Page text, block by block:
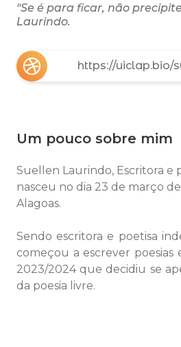
"Se é para ficar, não
Laurindo.
https://uiclap.bio/
Um pouco sobre mim
Suellen Laurindo, Escritora e
nasceu no dia 23 de março
Alagoas.
Sendo escritora e poetisa
começou a escrever poesias
2023/2024 que decidiu se
da poesia livre.